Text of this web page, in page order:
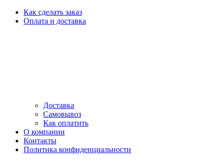
Как сделать заказ
Оплата и доставка
Доставка
Самовывоз
Как оплатить
О компании
Контакты
Политика конфиденциальности